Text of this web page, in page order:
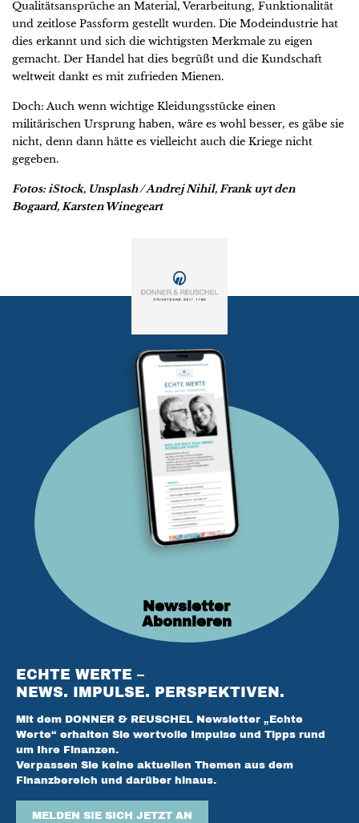
Qualitätsansprüche an Material, Verarbeitung, Funktionalität
und zeitlose Passform gestellt wurden. Die Modeindustrie hat
dies erkannt und sich die wichtigsten Merkmale zu eigen
gemacht. Der Handel hat dies begrüßt und die Kundschaft
weltweit dankt es mit zufrieden Mienen.
Doch: Auch wenn wichtige Kleidungsstücke einen
militärischen Ursprung haben, wäre es wohl besser, es gäbe sie
nicht, denn dann hätte es vielleicht auch die Kriege nicht
gegeben.
Fotos: iStock, Unsplash / Andrej Nihil, Frank uyt den
Bogaard, Karsten Winegeart
ECHTE WERTE –
NEWS. IMPULSE. PERSPEKTIVEN.
Mit dem DONNER & REUSCHEL Newsletter „Echte
Werte“ erhalten Sie wertvolle Impulse und Tipps rund
um Ihre Finanzen.
Verpassen Sie keine aktuellen Themen aus dem
Finanzbereich und darüber hinaus.
MELDEN SIE SICH JETZT AN
Newsletter
Abonnieren